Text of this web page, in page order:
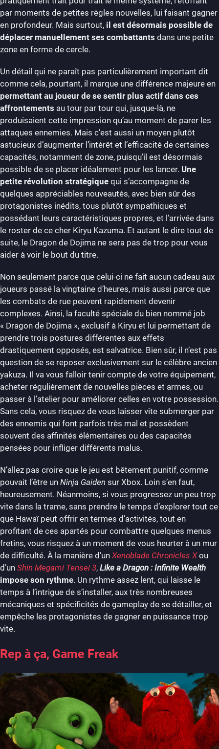
par moments de petites règles nouvelles, lui faisant gagner
en profondeur. Mais surtout, il est désormais possible de
déplacer manuellement ses combattants dans une petite
zone en forme de cercle.
Un détail qui ne paraît pas particulièrement important dit
comme cela, pourtant, il marque une différence majeure en
permettant au joueur de se sentir plus actif dans ces
affrontements au tour par tour qui, jusque-là, ne
produisaient cette impression qu’au moment de parer les
attaques ennemies. Mais c’est aussi un moyen plutôt
astucieux d’augmenter l’intérêt et l’efficacité de certaines
capacités, notamment de zone, puisqu’il est désormais
possible de se placer idéalement pour les lancer. Une
petite révolution stratégique qui s’accompagne de
quelques appréciables nouveautés, avec bien sûr des
protagonistes inédits, tous plutôt sympathiques et
possédant leurs caractéristiques propres, et l’arrivée dans
le roster de ce cher Kiryu Kazuma. Et autant le dire tout de
suite, le Dragon de Dojima ne sera pas de trop pour vous
aider à voir le bout du titre.
Non seulement parce que celui-ci ne fait aucun cadeau aux
joueurs passé la vingtaine d’heures, mais aussi parce que
les combats de rue peuvent rapidement devenir
complexes. Ainsi, la faculté spéciale du bien nommé job
« Dragon de Dojima », exclusif à Kiryu et lui permettant de
prendre trois postures différentes aux effets
drastiquement opposés, est salvatrice. Bien sûr, il n’est pas
question de se reposer exclusivement sur le célèbre ancien
yakuza. Il va vous falloir tenir compte de votre équipement,
acheter régulièrement de nouvelles pièces et armes, ou
passer à l’atelier pour améliorer celles en votre possession.
Sans cela, vous risquez de vous laisser vite submerger par
des ennemis qui font parfois très mal et possèdent
souvent des affinités élémentaires ou des capacités
pensées pour infliger différents malus.
N’allez pas croire que le jeu est bêtement punitif, comme
pouvait l’être un Ninja Gaiden sur Xbox. Loin s’en faut,
heureusement. Néanmoins, si vous progressez un peu trop
vite dans la trame, sans prendre le temps d’explorer tout ce
que Hawaï peut offrir en termes d’activités, tout en
profitant de ces apartés pour combattre quelques menus
fretins, vous risquez à un moment de vous heurter à un mur
de difficulté. À la manière d’un Xenoblade Chronicles Xou
d’un Shin Megami Tensei 3, Like a Dragon : Infinite Wealth
impose son rythme. Un rythme assez lent, qui laisse le
temps à l’intrigue de s’installer, aux très nombreuses
mécaniques et spécificités de gameplay de se détailler, et
empêche les protagonistes de gagner en puissance trop
vite.
Rep à ça, Game Freak